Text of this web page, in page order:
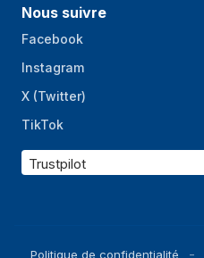
Nous suivre
Facebook
Instagram
X (Twitter)
TikTok
Trustpilot
Politique de confidentialité